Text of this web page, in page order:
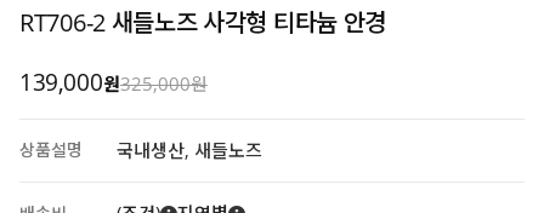
RT706-2 새들노즈 사각형 티타늄 안경
139,000원325,000원
상품설명 국내생산, 새들노즈